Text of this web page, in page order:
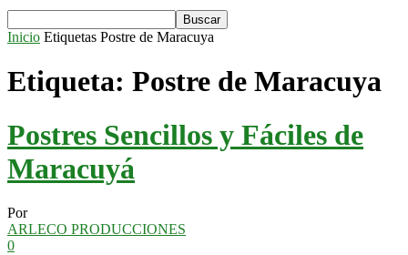
Inicio Etiquetas Postre de Maracuya
Etiqueta: Postre de Maracuya
Postres Sencillos y Fáciles de
Maracuyá
Por
ARLECO PRODUCCIONES
0